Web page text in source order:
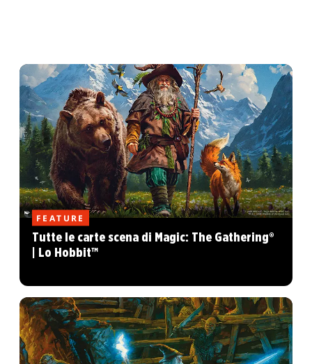
FEATURE
Tutte le carte scena di Magic: The Gathering®
| Lo Hobbit™